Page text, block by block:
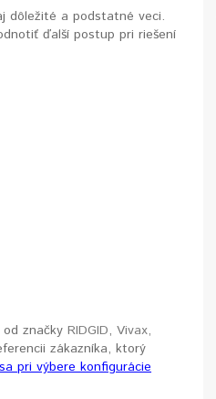
dôležité a podstatné veci.
ďalší postup pri riešení
od značkyRIDGID,Vivax,
zákazníka, ktorý
pri výbere konfigurácie